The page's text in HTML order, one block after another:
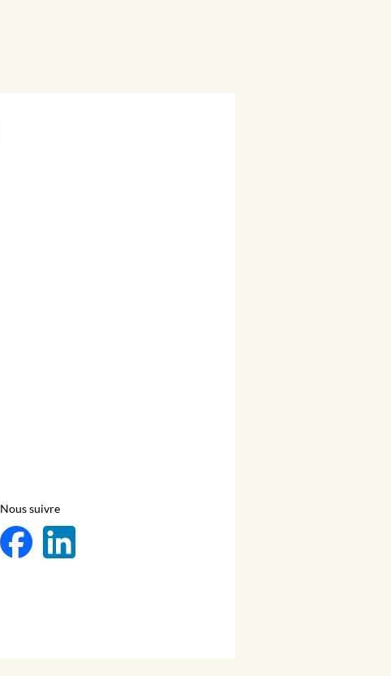
Nous suivre